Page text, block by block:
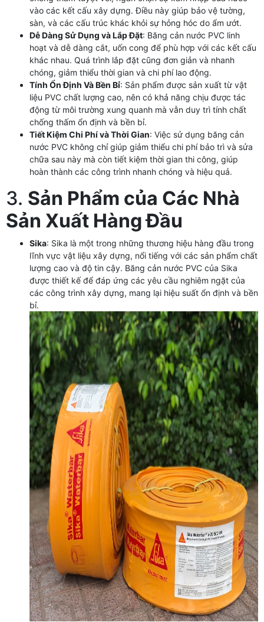
vào các kết cấu xây dựng. Điều này giúp bảo vệ tường,
sàn, và các cấu trúc khác khỏi sự hỏng hóc do ẩm ướt.
Dễ Dàng Sử Dụng và Lắp Đặt: Băng cản nước PVC linh
hoạt và dễ dàng cắt, uốn cong để phù hợp với các kết cấu
khác nhau. Quá trình lắp đặt cũng đơn giản và nhanh
chóng, giảm thiểu thời gian và chi phí lao động.
Tính Ổn Định Và Bền Bỉ: Sản phẩm được sản xuất từ vật
liệu PVC chất lượng cao, nên có khả năng chịu được tác
động từ môi trường xung quanh mà vẫn duy trì tính chất
chống thấm ổn định và bền bỉ.
Tiết Kiệm Chi Phí và Thời Gian: Việc sử dụng băng cản
nước PVC không chỉ giúp giảm thiểu chi phí bảo trì và sửa
chữa sau này mà còn tiết kiệm thời gian thi công, giúp
hoàn thành các công trình nhanh chóng và hiệu quả.
3. Sản Phẩm của Các Nhà
Sản Xuất Hàng Đầu
Sika: Sika là một trong những thương hiệu hàng đầu trong
lĩnh vực vật liệu xây dựng, nổi tiếng với các sản phẩm chất
lượng cao và độ tin cậy. Băng cản nước PVC của Sika
được thiết kế để đáp ứng các yêu cầu nghiêm ngặt của
các công trình xây dựng, mang lại hiệu suất ổn định và bền
bỉ.